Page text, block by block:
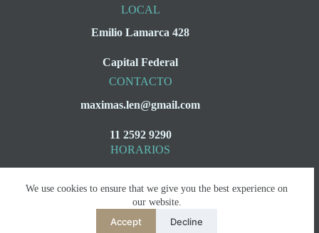
We use cookies to ensure that we give you the best experience on
our website.
Accept Decline
LOCAL
Emilio Lamarca 428
Capital Federal
CONTACTO
maximas.len@gmail.com
11 2592 9290
HORARIOS
08:00 a 16:00